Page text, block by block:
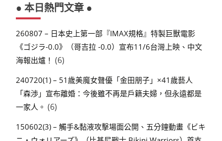
● 本日熱門文章 ●
260807 – 日本史上第一部『IMAX規格』特製巨獸電影
《ゴジラ-0.0》（哥吉拉 -0.0）宣布11/6台灣上映、中文
海報出爐！ (6)
240720(1) – 51歲美魔女聲優「金田朋子」×41歲藝人
「森渉」宣布離婚：今後雖不再是戶籍夫婦，但永遠都是
一家人。 (6)
150602(3) – 觸手&黏液攻擊場面公開、五分鐘動畫《ビキ